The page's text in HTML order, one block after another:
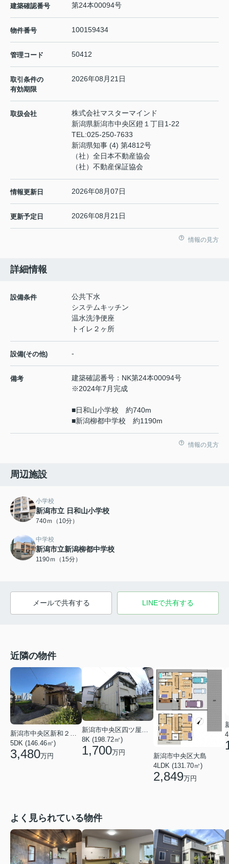
建築確認番号 第24本00094号
物件番号 100159434
管理コード 50412
取引条件の
有効期限
2026年08月21日
取扱会社
株式会社マスターマインド
新潟県新潟市中央区鐙１丁目1-22
TEL:025-250-7633
新潟県知事 (4) 第4812号
（社）全日本不動産協会
（社）不動産保証協会
情報更新日 2026年08月07日
更新予定日 2026年08月21日
情報の見方
詳細情報
設備条件
公共下水
システムキッチン
温水洗浄便座
トイレ２ヶ所
設備(その他) -
備考
建築確認番号：NK第24本00094号
※2024年7月完成
■日和山小学校 約740m
■新潟柳都中学校 約1190m
情報の見方
周辺施設
小学校
新潟市立 日和山小学校
740ｍ（10分）
中学校
新潟市立新潟柳都中学校
1190ｍ（15分）
メールで共有する LINEで共有する
近隣の物件
5DK (146.46㎡)
3,480万円
8K (198.72㎡)
1,700万円
新潟市中央区大島
4LDK (131.70㎡)
2,849万円
よく見られている物件